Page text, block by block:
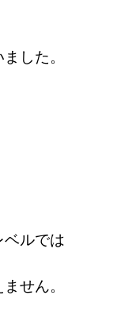
した。
ルでは
せん。